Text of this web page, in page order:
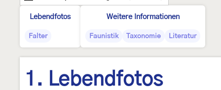
Lebendfotos
Falter
Weitere Informationen
Faunistik Taxonomie Literatur
1. Lebendfotos